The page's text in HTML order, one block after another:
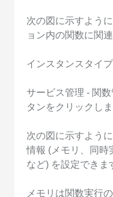
次の図に示すよう
ョン内の関数に関
インスタンスタイ
サービス管理 - 関
タンをクリックしま
次の図に示すよう
情報 (メモリ、同時
など) を設定できま
メモリは関数実行